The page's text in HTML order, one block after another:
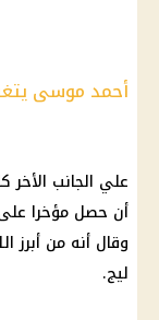
أحمد موسى
علي الجانب الأخر
أن حصل مؤخرا
وقال أنه من أبرز
ليج.